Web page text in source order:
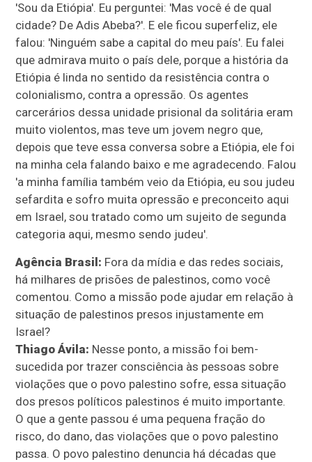
'Sou da Etiópia'. Eu perguntei: 'Mas você é de qual
cidade? De Adis Abeba?'. E ele ficou superfeliz, ele
falou: 'Ninguém sabe a capital do meu país'. Eu falei
que admirava muito o país dele, porque a história da
Etiópia é linda no sentido da resistência contra o
colonialismo, contra a opressão. Os agentes
carcerários dessa unidade prisional da solitária eram
muito violentos, mas teve um jovem negro que,
depois que teve essa conversa sobre a Etiópia, ele foi
na minha cela falando baixo e me agradecendo. Falou
'a minha família também veio da Etiópia, eu sou judeu
sefardita e sofro muita opressão e preconceito aqui
em Israel, sou tratado como um sujeito de segunda
categoria aqui, mesmo sendo judeu'.
Agência Brasil: Fora da mídia e das redes sociais,
há milhares de prisões de palestinos, como você
comentou. Como a missão pode ajudar em relação à
situação de palestinos presos injustamente em
Israel?
Thiago Ávila: Nesse ponto, a missão foi bem-
sucedida por trazer consciência às pessoas sobre
violações que o povo palestino sofre, essa situação
dos presos políticos palestinos é muito importante.
O que a gente passou é uma pequena fração do
risco, do dano, das violações que o povo palestino
passa. O povo palestino denuncia há décadas que